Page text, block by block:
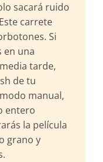
sacará ruido
Este carrete
Si
en una
tarde,
de tu
manual,
entero
la película
grano y